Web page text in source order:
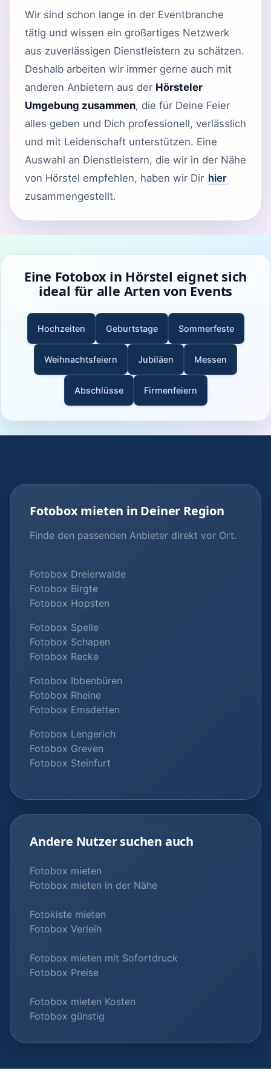
Wir sind schon lange in der Eventbranche
tätig und wissen ein großartiges Netzwerk
aus zuverlässigen Dienstleistern zu schätzen.
Deshalb arbeiten wir immer gerne auch mit
anderen Anbietern aus der Hörsteler
Umgebung zusammen, die für Deine Feier
alles geben und Dich professionell, verlässlich
und mit Leidenschaft unterstützen. Eine
Auswahl an Dienstleistern, die wir in der Nähe
von Hörstel empfehlen, haben wir Dir hier
zusammengestellt.
Eine Fotobox in Hörstel eignet sich
ideal für alle Arten von Events
Hochzeiten Geburtstage Sommerfeste
Weihnachtsfeiern Jubiläen Messen
Abschlüsse Firmenfeiern
Fotobox mieten in Deiner Region
Finde den passenden Anbieter direkt vor Ort.
Fotobox Dreierwalde
Fotobox Birgte
Fotobox Hopsten
Fotobox Spelle
Fotobox Schapen
Fotobox Recke
Fotobox Ibbenbüren
Fotobox Rheine
Fotobox Emsdetten
Fotobox Lengerich
Fotobox Greven
Fotobox Steinfurt
Andere Nutzer suchen auch
Fotobox mieten
Fotobox mieten in der Nähe
Fotokiste mieten
Fotobox Verleih
Fotobox mieten mit Sofortdruck
Fotobox Preise
Fotobox mieten Kosten
Fotobox günstig